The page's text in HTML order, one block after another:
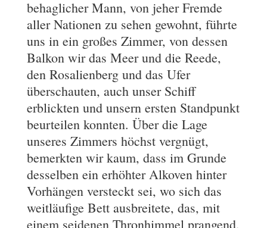
behaglicher Mann, von jeher Fremde
aller Nationen zu sehen gewohnt, führte
uns in ein großes Zimmer, von dessen
Balkon wir das Meer und die Reede,
den Rosalienberg und das Ufer
überschauten, auch unser Schiff
erblickten und unsern ersten Standpunkt
beurteilen konnten. Über die Lage
unseres Zimmers höchst vergnügt,
bemerkten wir kaum, dass im Grunde
desselben ein erhöhter Alkoven hinter
Vorhängen versteckt sei, wo sich das
weitläufige Bett ausbreitete, das, mit
einem seidenen Thronhimmel prangend,